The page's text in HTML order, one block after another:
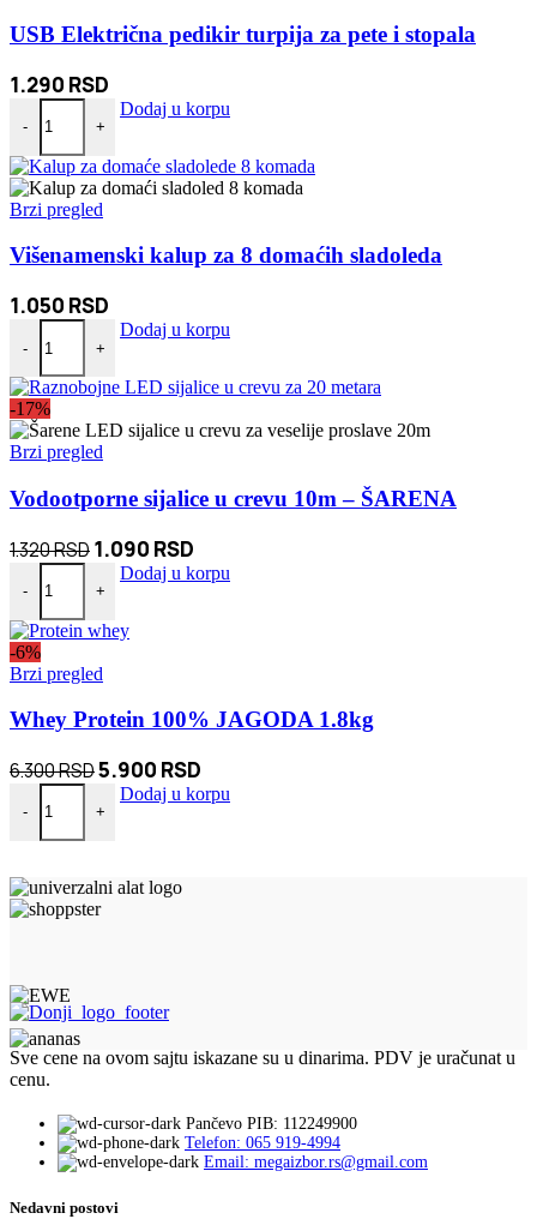
USB Električna pedikir turpija za pete i stopala
1.290 RSD
-
USB Električna pedikir turpija za pete i stopala količina
+
Dodaj u korpu
Brzi pregled
Višenamenski kalup za 8 domaćih sladoleda
1.050 RSD
-
Višenamenski kalup za 8 domaćih sladoleda količina
+
Dodaj u korpu
-17%
Brzi pregled
Vodootporne sijalice u crevu 10m – ŠARENA
1.320RSDOriginalna
cena
je
bila:
1.090 RSD
cena
-
Vodootporne sijalice u crevu 10m - ŠARENA količina
+
Dodaj u korpu
-6%
Brzi pregled
Whey Protein 100% JAGODA 1.8kg
6.300RSDOriginalna
cena
je
6.300 RSD.
5.900 RSD
cena
-
Whey Protein 100% JAGODA 1.8kg količina
+
Dodaj u korpu
Sve cene na ovom sajtu iskazane su u dinarima. PDV je uračunat u
cenu.
Pančevo PIB: 112249900
Telefon: 065 919-4994
Email: megaizbor.rs@gmail.com
Nedavni postovi